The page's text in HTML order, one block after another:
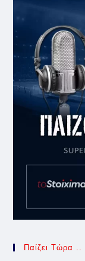
Παίζει Τώρα ..